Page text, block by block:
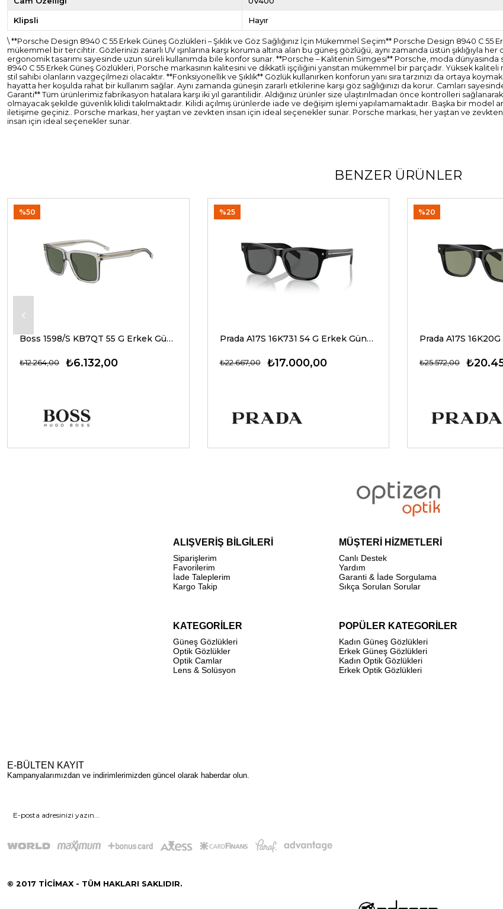
Klipsli Hayır
\ **Porsche Design 8940 C 55 Erkek Güneş Gözlükleri – Şıklık ve Göz Sağlığınız İçin Mükemmel Seçim** Porsche Design 8940 C
mükemmel bir tercihtir. Gözlerinizi zararlı UV ışınlarına karşı koruma altına alan bu güneş gözlüğü, aynı zamanda üstün şıklığıyla
ergonomik tasarımı sayesinde uzun süreli kullanımda bile konfor sunar. **Porsche – Kalitenin Simgesi** Porsche, moda dünyasında
8940 C 55 Erkek Güneş Gözlükleri, Porsche markasının kalitesini ve dikkatli işçiliğini yansıtan mükemmel bir parçadır. Yüksek
stil sahibi olanların vazgeçilmezi olacaktır. **Fonksiyonellik ve Şıklık** Gözlük kullanırken konforun yanı sıra tarzınızı da ortaya
hayatta her koşulda rahat bir kullanım sağlar. Aynı zamanda güneşin zararlı etkilerine karşı göz sağlığınızı da korur. Camları
Garanti** Tüm ürünlerimiz fabrikasyon hatalara karşı iki yıl garantilidir. Aldığınız ürünler size ulaştırılmadan önce kontrolleri
olmayacak şekilde güvenlik kilidi takılmaktadır. Kilidi açılmış ürünlerde iade ve değişim işlemi yapılamamaktadır. Başka bir model
iletişime geçiniz.. Porsche markası, her yaştan ve zevkten insan için ideal seçenekler sunar. Porsche markası, her yaştan ve
insan için ideal seçenekler sunar.
BENZER ÜRÜNLER
Boss 1598/S KB7QT 55 G Erkek Güneş Gözlükleri
₺6.132,00
₺12.264,00
%50
Prada A17S 16K731 54 G Erkek Güneş Gözlükleri
₺17.000,00
₺22.667,00
%25
₺25.572,00
%20
ALIŞVERİŞ BİLGİLERİ
Siparişlerim
Favorilerim
İade Taleplerim
Kargo Takip
MÜŞTERİ HİZMETLERİ
Canlı Destek
Yardım
Garanti & İade Sorgulama
Sıkça Sorulan Sorular
KATEGORİLER
Güneş Gözlükleri
Optik Gözlükler
Optik Camlar
Lens & Solüsyon
POPÜLER KATEGORİLER
Kadın Güneş Gözlükleri
Erkek Güneş Gözlükleri
Kadın Optik Gözlükleri
Erkek Optik Gözlükleri
E-BÜLTEN KAYIT
Kampanyalarımızdan ve indirimlerimizden güncel olarak haberdar olun.
© 2017 TİCİMAX - TÜM HAKLARI SAKLIDIR.